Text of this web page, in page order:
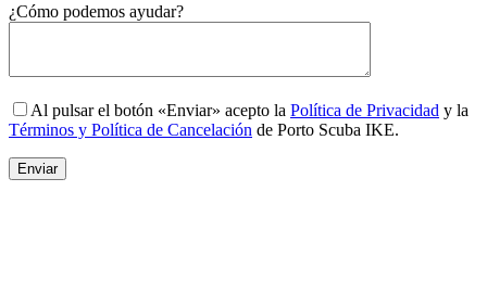
Gender
¿Cómo podemos ayudar?
Al pulsar el botón «Enviar» acepto la Política de Privacidad y la
Términos y Política de Cancelación de Porto Scuba IKE.